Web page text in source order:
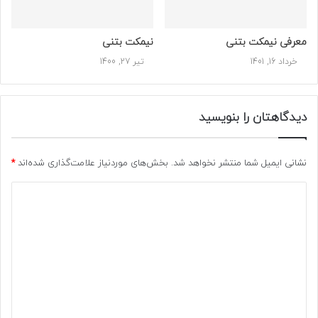
مواردی وجود دارد که باعث سازگار نبودن این نیمکت ها با محیط
مورد اول :نیمکت های بتنی به نرمی و راحتی سایر نیمکت ها
نیستند. همه ما می دانیم بتن ماده ای سفت و محکم است پس
مسلما نیمکتی که از این ماده تشکیل شده باشد به راحتی سایر
معرفی نیمکت بتنی
خرداد 16, 1401
نیمکت بتنی
تیر 27, 1400
دیدگاهتان را بنویسید
نشانی ایمیل شما منتشر نخواهد شد. بخش‌های موردنیاز علامت‌گذاری شده‌اند*